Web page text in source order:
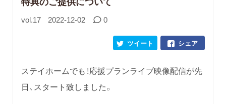
vol.17 2022-12-02 0
シェア
ツイート
ステイホームでも！応援プランライブ映像配信が先
日、スタート致しました。